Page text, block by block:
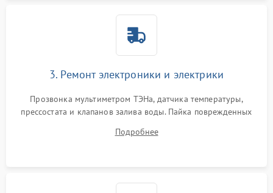
3. Ремонт электроники и электрики
Прозвонка мультиметром ТЭНа, датчика температуры,
прессостата и клапанов залива воды. Пайка поврежденных
Восстановление целостности проводки и контактов.
Подробнее